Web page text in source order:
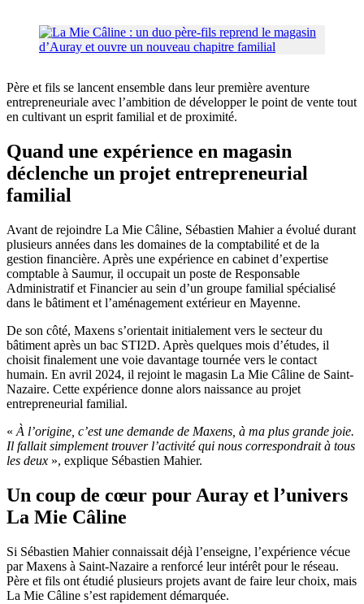
Père et fils se lancent ensemble dans leur première aventure
entrepreneuriale avec l’ambition de développer le point de vente tout
en cultivant un esprit familial et de proximité.
Quand une expérience en magasin
déclenche un projet entrepreneurial
familial
Avant de rejoindre La Mie Câline, Sébastien Mahier a évolué durant
plusieurs années dans les domaines de la comptabilité et de la
gestion financière. Après une expérience en cabinet d’expertise
comptable à Saumur, il occupait un poste de Responsable
Administratif et Financier au sein d’un groupe familial spécialisé
dans le bâtiment et l’aménagement extérieur en Mayenne.
De son côté, Maxens s’orientait initialement vers le secteur du
bâtiment après un bac STI2D. Après quelques mois d’études, il
choisit finalement une voie davantage tournée vers le contact
humain. En avril 2024, il rejoint le magasin La Mie Câline de Saint-
Nazaire. Cette expérience donne alors naissance au projet
entrepreneurial familial.
« À l’origine, c’est une demande de Maxens, à ma plus grande joie.
Il fallait simplement trouver l’activité qui nous correspondrait à tous
les deux », explique Sébastien Mahier.
Un coup de cœur pour Auray et l’univers
La Mie Câline
Si Sébastien Mahier connaissait déjà l’enseigne, l’expérience vécue
par Maxens à Saint-Nazaire a renforcé leur intérêt pour le réseau.
Père et fils ont étudié plusieurs projets avant de faire leur choix, mais
La Mie Câline s’est rapidement démarquée.